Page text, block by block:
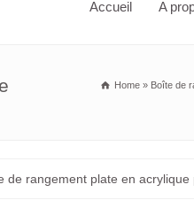
Accueil A
Home » Boîte de